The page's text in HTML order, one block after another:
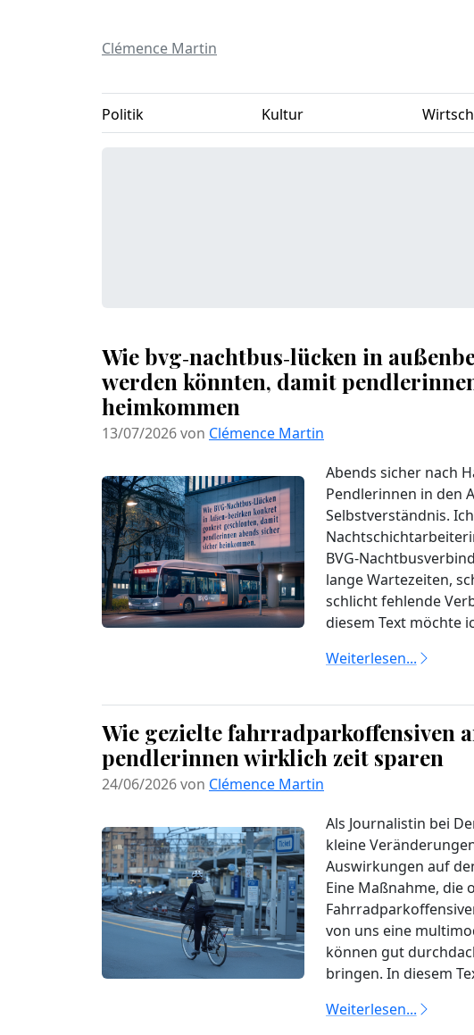
Clémence Martin
Politik Kultur
Wie bvg‑nachtbus‑lücken in
werden könnten, damit
heimkommen
13/07/2026 von Clémence Martin
Abends sicher nach
Pendlerinnen in den
Selbstverständnis.
BVG-
lange Wartezeiten,
schlicht fehlende
diesem Text möchte
Weiterlesen...
Wie gezielte fahrradparkoffensiven
pendlerinnen wirklich zeit sparen
24/06/2026 von Clémence Martin
Als Journalistin bei
kleine
Auswirkungen auf
Eine Maßnahme, die
von uns eine
können gut
bringen. In diesem
Weiterlesen...